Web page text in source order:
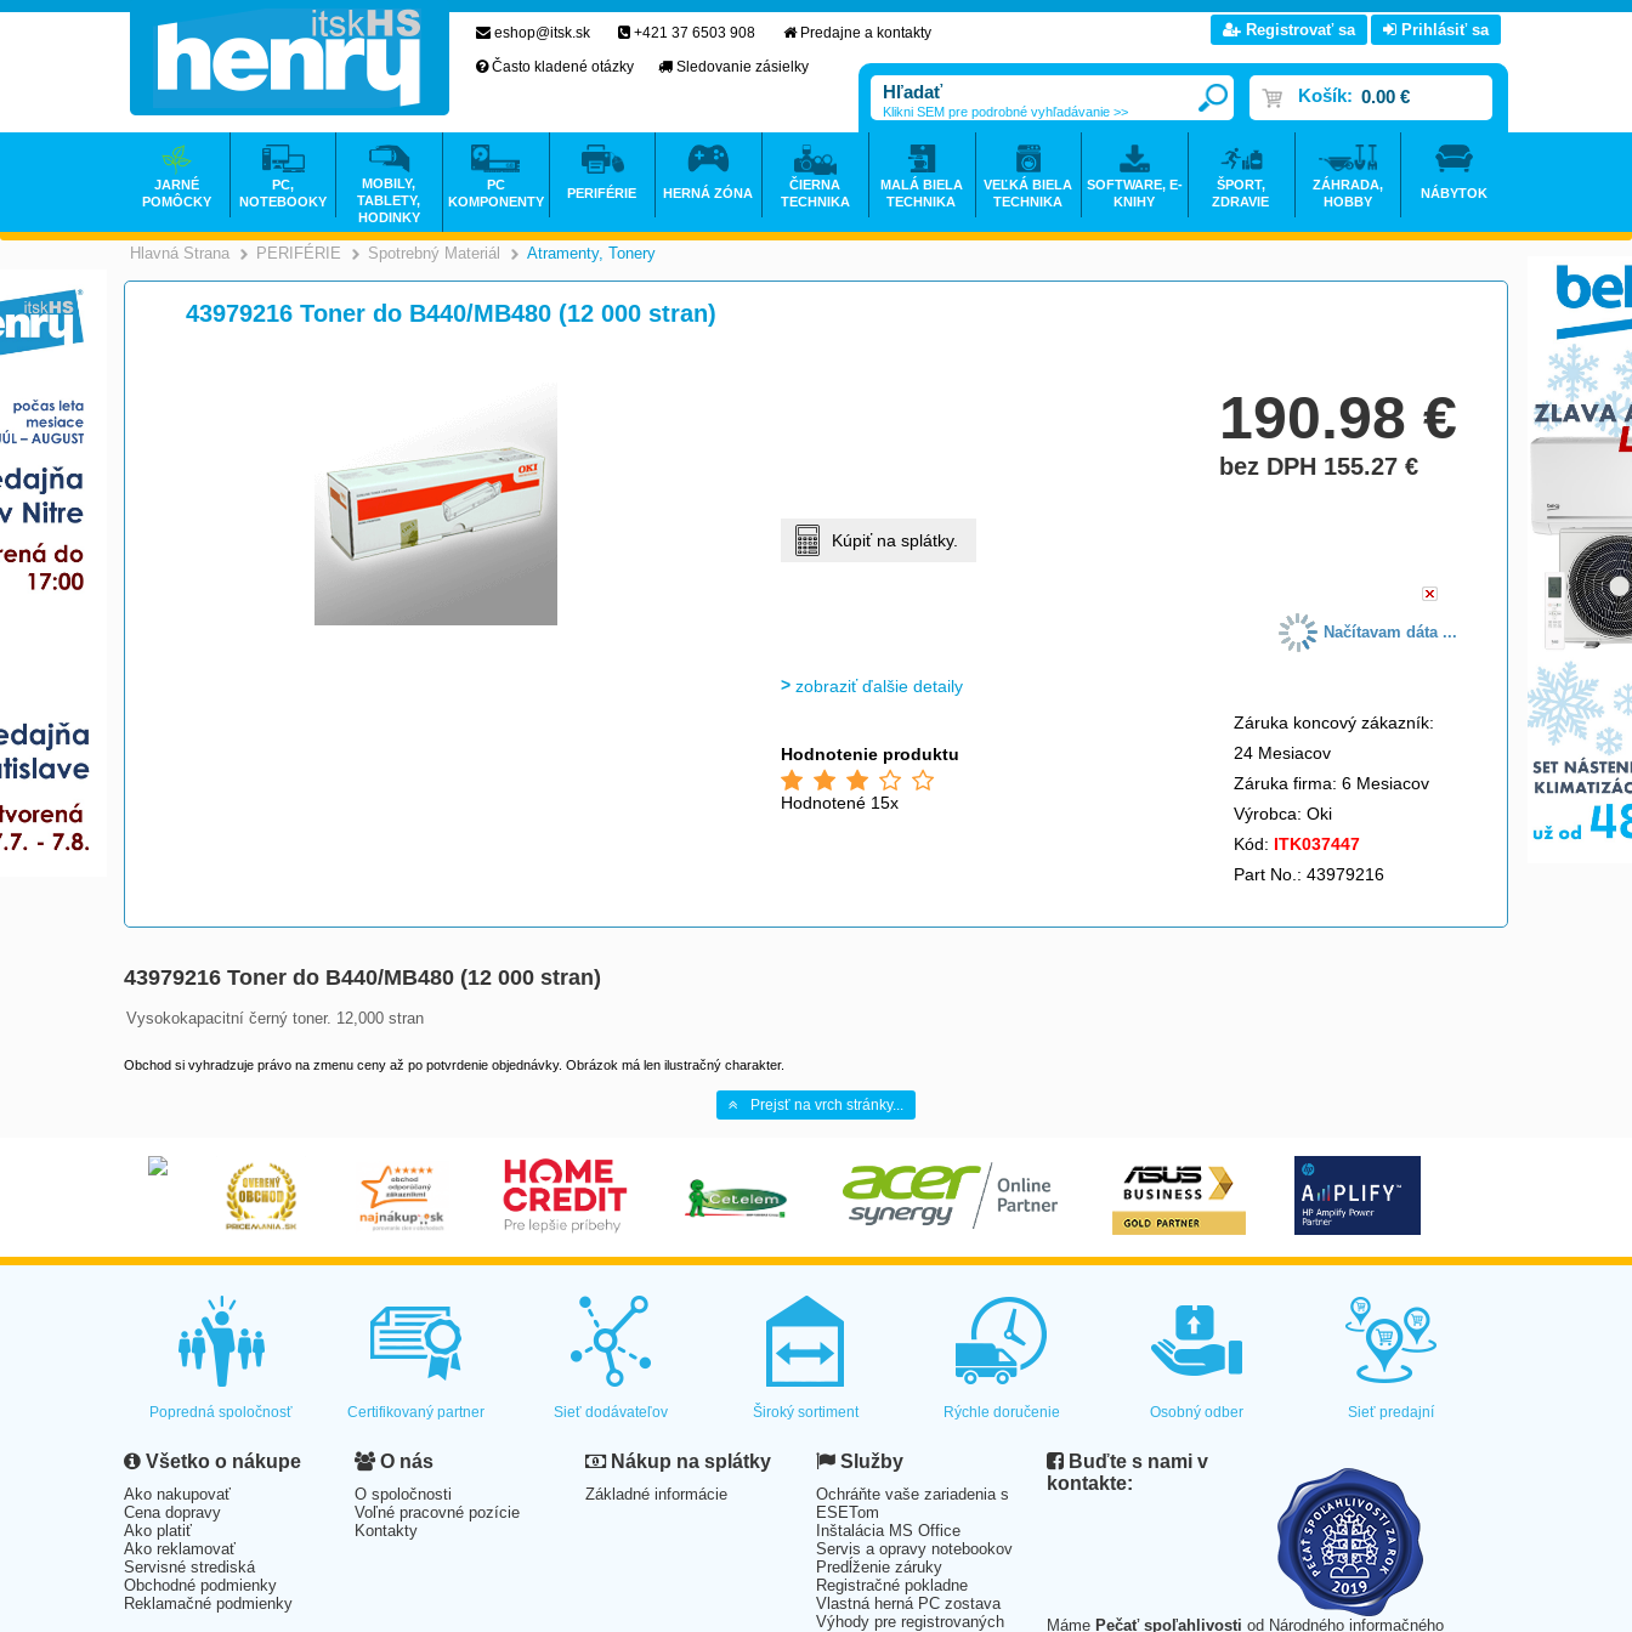
Hlavná Strana >
PERIFÉRIE >
Spotrebný Materiál >
Atramenty, Tonery
43979216 Toner do B440/MB480 (12 000 stran)
190.98€
bez DPH 155.27€
Kúpiť na splátky.
Načítavam dáta ...
zobraziť ďalšie detaily
Hodnotenie produktu
Hodnotené 15x
Záruka koncový zákazník:
24 Mesiacov
Záruka firma: 6 Mesiacov
Výrobca: Oki
Kód: ITK037447
Part No.: 43979216
43979216 Toner do B440/MB480 (12 000 stran)
Vysokokapacitní černý toner. 12,000 stran
Obchod si vyhradzuje právo na zmenu ceny až po potvrdenie objednávky. Obrázok má len ilustračný charakter.
Prejsť na vrch stránky...
eshop@itsk.sk +421 37 6503 908
Predajne a kontakty
Často kladené otázky
Sledovanie zásielky
Registrovať sa Prihlásiť sa
Košík: 0.00 €
Klikni SEM pre podrobné vyhľadávanie >>
JARNÉ
POMÔCKY
PC,
NOTEBOOKY
MOBILY,
TABLETY,
HODINKY
PC
KOMPONENTY
PERIFÉRIE HERNÁ ZÓNA
ČIERNA
TECHNIKA
MALÁ BIELA
TECHNIKA
VEĽKÁ BIELA
TECHNIKA
SOFTWARE, E-
KNIHY
ŠPORT,
ZDRAVIE
ZÁHRADA,
HOBBY
NÁBYTOK
Popredná spoločnosť Certifikovaný partner Sieť dodávateľov Široký sortiment Rýchle doručenie Osobný odber Sieť predajní
Všetko o nákupe
Ako nakupovať
Cena dopravy
Ako platiť
Ako reklamovať
Servisné strediská
Obchodné podmienky
Reklamačné podmienky
O nás
O spoločnosti
Voľné pracovné pozície
Kontakty
Nákup na splátky
Základné informácie
Služby
Ochráňte vaše zariadenia s
ESETom
Inštalácia MS Office
Servis a opravy notebookov
Predĺženie záruky
Registračné pokladne
Vlastná herná PC zostava
Výhody pre registrovaných
Buďte s nami v
kontakte:
Máme Pečať spoľahlivosti od Národného informačného